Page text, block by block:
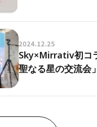
2024.12.25
Sky×Mirrativ初コ
聖なる星の交流会